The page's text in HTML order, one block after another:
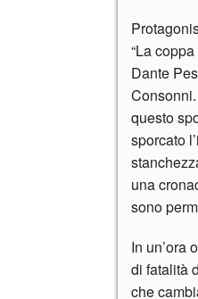
“La
Dante
questo
sporcato
una
sono
In un’ora
di fatalità
che